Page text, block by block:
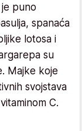
puno
spanaća
lotosa i
su
Majke koje
svojstava
C.